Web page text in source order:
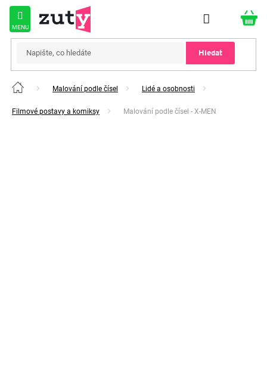
Přejít
obsah
Hledat
Domů Malování podle čísel Lidé a osobnosti
Filmové postavy a komiksy Malování podle čísel - X-MEN